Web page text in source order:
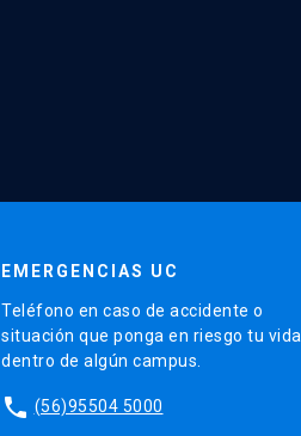
EMERGENCIAS UC
Teléfono en caso de accidente o
situación que ponga en riesgo tu vida
dentro de algún campus.
phone (56)95504 5000